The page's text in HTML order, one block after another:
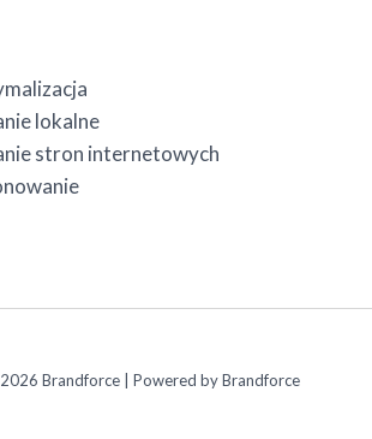
lokalne
stron internetowych
Brandforce | Powered by Brandforce